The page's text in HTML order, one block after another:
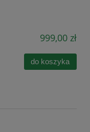
999,00 zł
do koszyka